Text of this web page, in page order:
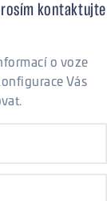
kontaktujte
o voze
Vás